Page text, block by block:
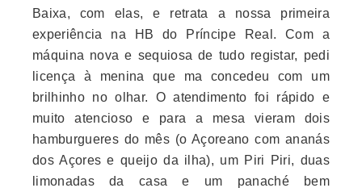
Baixa, com elas, e retrata a nossa primeira
experiência na HB do Príncipe Real. Com a
máquina nova e sequiosa de tudo registar, pedi
licença à menina que ma concedeu com um
brilhinho no olhar. O atendimento foi rápido e
muito atencioso e para a mesa vieram dois
hamburgueres do mês (o Açoreano com ananás
dos Açores e queijo da ilha), um Piri Piri, duas
limonadas da casa e um panaché bem